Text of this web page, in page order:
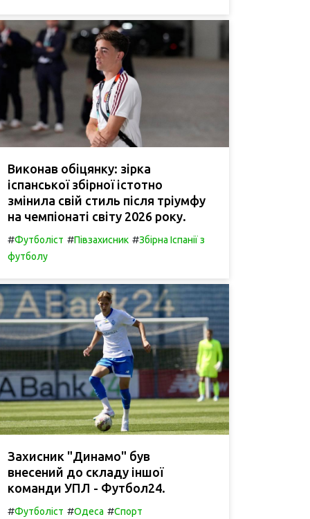
Виконав обіцянку: зірка
іспанської збірної істотно
змінила свій стиль після тріумфу
на чемпіонаті світу 2026 року.
#Футболіст #Півзахисник #Збірна Іспанії з
футболу
Захисник "Динамо" був
внесений до складу іншої
команди УПЛ - Футбол24.
#Футболіст #Одеса #Спорт